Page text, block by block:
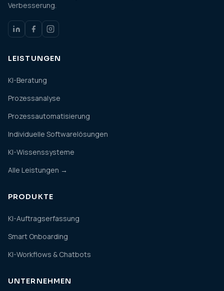
Verbesserung.
LEISTUNGEN
KI-Beratung
Prozessanalyse
Prozessautomatisierung
Individuelle Softwarelösungen
KI-Wissenssysteme
Alle Leistungen →
PRODUKTE
KI-Auftragserfassung
Smart Onboarding
KI-Workflows & Chatbots
UNTERNEHMEN